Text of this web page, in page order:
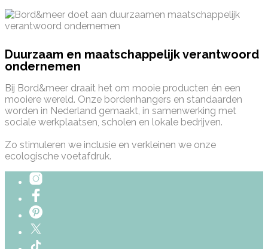
Duurzaam en maatschappelijk verantwoord
ondernemen
Bij Bord&meer draait het om mooie producten én een
mooiere wereld. Onze bordenhangers en standaarden
worden in Nederland gemaakt, in samenwerking met
sociale werkplaatsen, scholen en lokale bedrijven.
Zo stimuleren we inclusie en verkleinen we onze
ecologische voetafdruk.